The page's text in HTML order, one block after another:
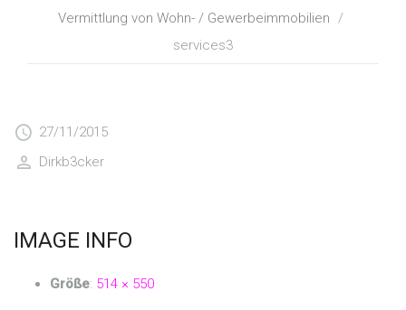
Vermittlung von Wohn- / Gewerbeimmobilien /
services3
27/11/2015
Dirkb3cker
IMAGE INFO
Größe: 514 × 550